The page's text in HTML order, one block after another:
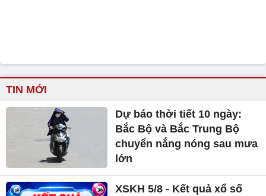
TIN MỚI
Dự báo thời tiết 10 ngày:
Bắc Bộ và Bắc Trung Bộ
chuyển nắng nóng sau mưa
lớn
XSKH 5/8 - Kết quả xổ số